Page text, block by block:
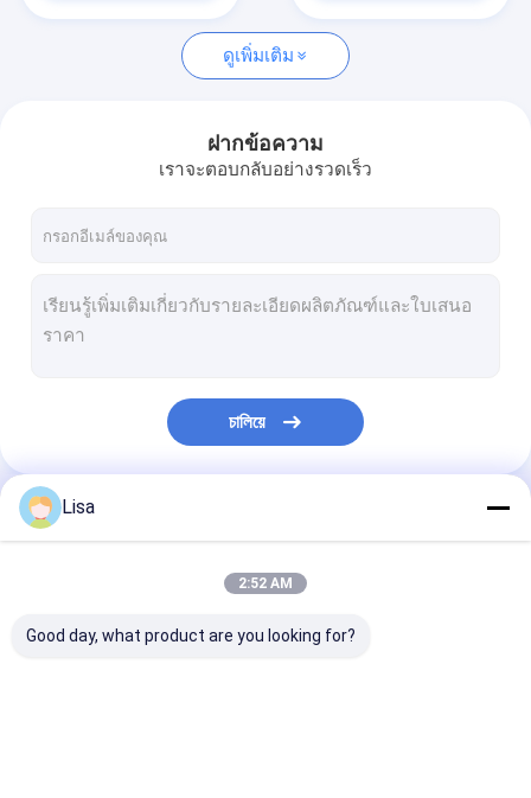
เครื่องตรวจจับก๊าซหลายแบบพกพา
เครื่องตรวจจับก๊าซแบบพกพาเดี่ยว
เครื่องตรวจจับก๊าซคงที่
เครื่องวิเคราะห์ก๊าซหุงต้ม
สถานีตรวจสอบคุณภาพอากาศ
เครื่องตรวจจับก๊าซมีเทนด้วยเลเซอร์
เครื่องตรวจจับก๊าซอินฟราเรดแบบเปิดทาง
สัญญาณเตือนแก๊สในครัวเรือน
เครื่องตรวจสอบคุณภาพอากาศภายในอาคาร
ดูเพิ่มเติม
ฝากข้อความ
เราจะตอบกลับอย่างรวดเร็ว
চালিয়ে
หมวดหมู่ของเรา
Lisa
2:52 AM
Good day, what product are you looking for?